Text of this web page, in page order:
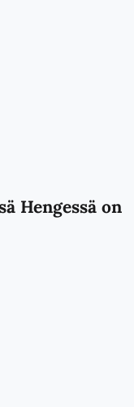
Hengessä on